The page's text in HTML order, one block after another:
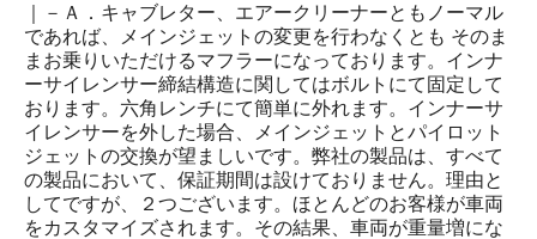
｜－Ａ．キャブレター、エアークリーナーともノーマル
であれば、メインジェットの変更を行わなくとも そのま
まお乗りいただけるマフラーになっております。インナ
ーサイレンサー締結構造に関してはボルトにて固定して
おります。六角レンチにて簡単に外れます。インナーサ
イレンサーを外した場合、メインジェットとパイロット
ジェットの交換が望ましいです。弊社の製品は、すべて
の製品において、保証期間は設けておりません。理由と
してですが、２つございます。ほとんどのお客様が車両
をカスタマイズされます。その結果、車両が重量増にな